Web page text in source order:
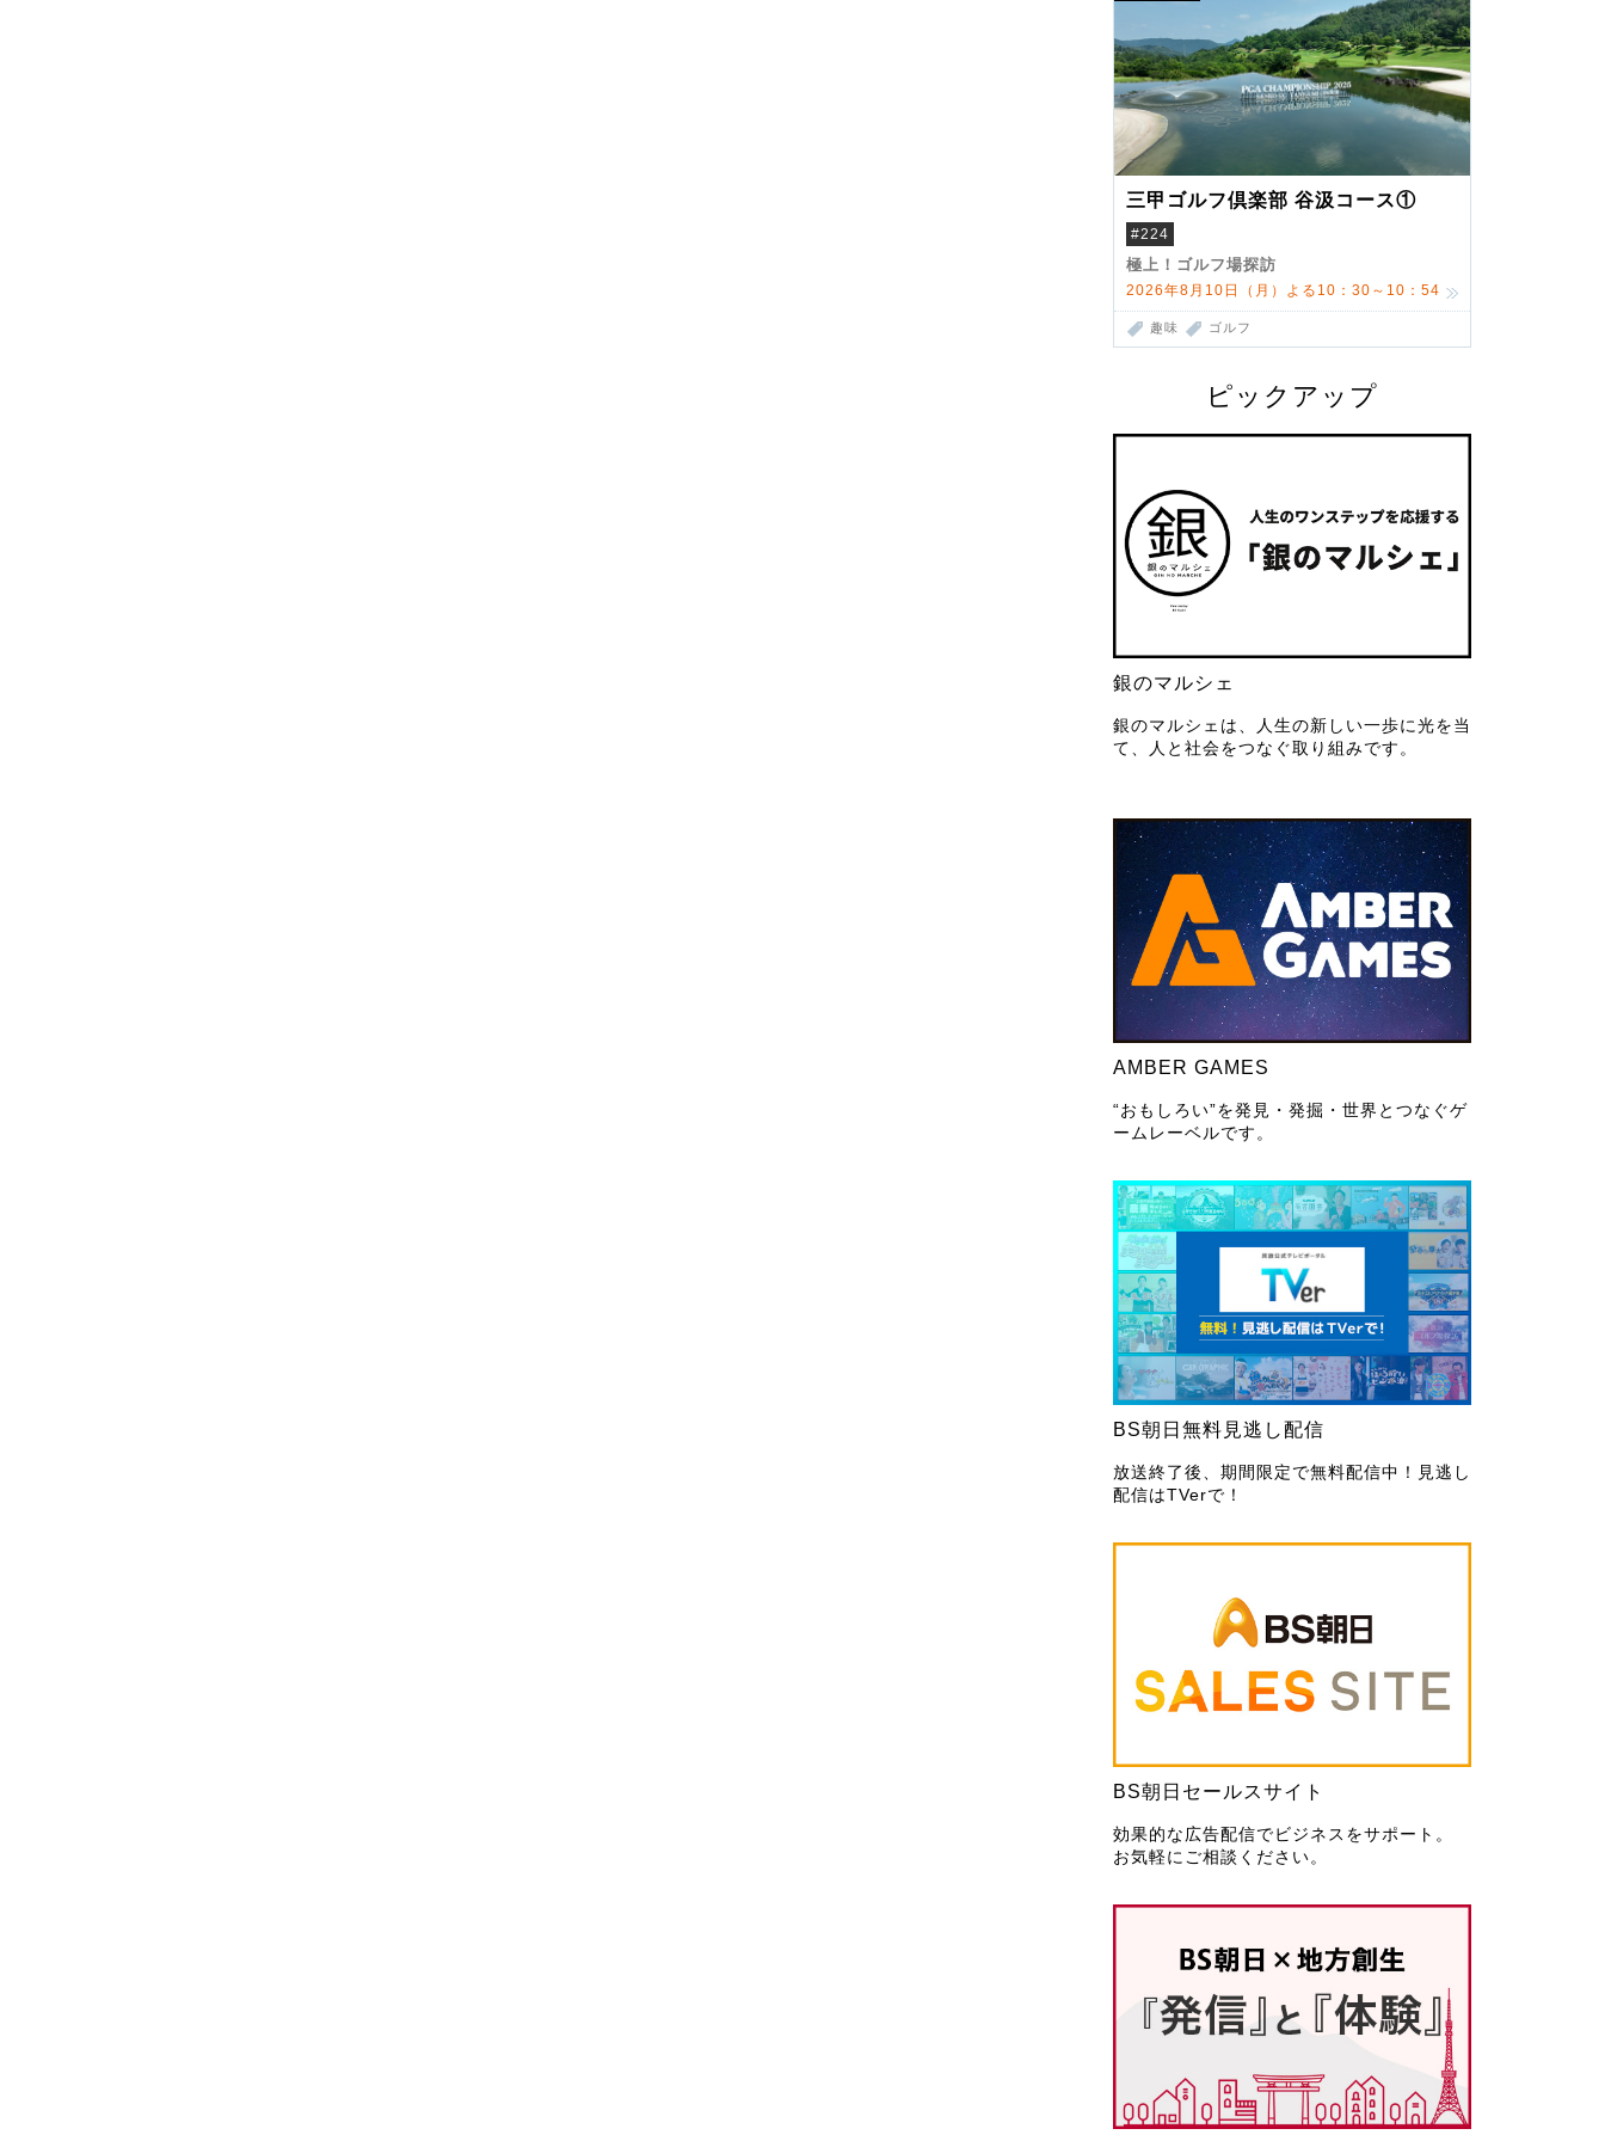
三甲ゴルフ倶楽部 谷汲コース①
#224
極上！ゴルフ場探訪
2026年8月10日（月）よる10：30～10：54
趣味 ゴルフ
ピックアップ
銀のマルシェ
銀のマルシェは、人生の新しい一歩に光を当
て、人と社会をつなぐ取り組みです。
AMBER GAMES
“おもしろい”を発見・発掘・世界とつなぐゲ
ームレーベルです。
BS朝日無料見逃し配信
放送終了後、期間限定で無料配信中！見逃し
配信はTVerで！
BS朝日セールスサイト
効果的な広告配信でビジネスをサポート。
お気軽にご相談ください。